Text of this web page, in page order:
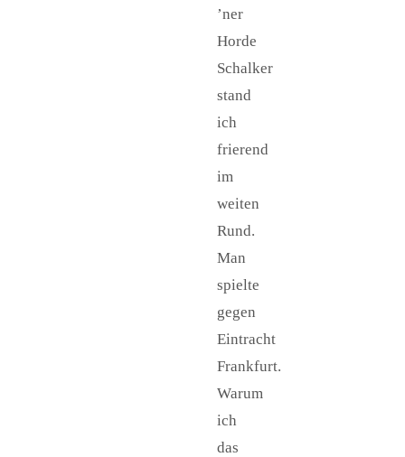
’ner
Horde
Schalker
stand
ich
frierend
im
weiten
Rund.
Man
spielte
gegen
Eintracht
Frankfurt.
Warum
ich
das